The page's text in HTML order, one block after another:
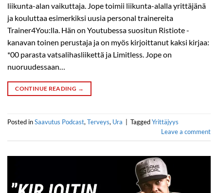
liikunta-alan vaikuttaja. Jope toimii liikunta-alalla yrittäjänä
ja kouluttaa esimerkiksi uusia personal trainereita
Trainer4You:lla. Hän on Youtubessa suositun Ristiote -
kanavan toinen perustaja ja on myös kirjoittanut kaksi kirjaa:
*00 parasta vatsalihasliikettä ja Limitless. Jope on
nuoruudessaan…
CONTINUE READING →
Posted inSaavutus Podcast,Terveys, Ura TaggedYrittäjyys
Leave a comment